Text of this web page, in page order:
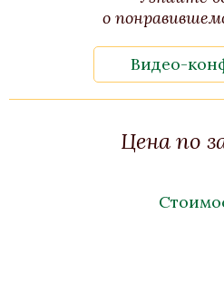
о
Видео-
Цена по